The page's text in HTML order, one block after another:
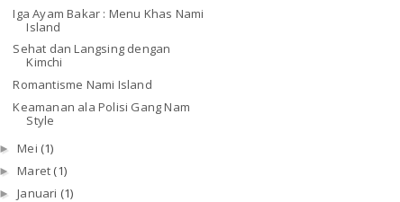
Iga Ayam Bakar : Menu Khas Nami
Island
Sehat dan Langsing dengan
Kimchi
Romantisme Nami Island
Keamanan ala Polisi Gang Nam
Style
►Mei (1)
►Maret (1)
►Januari (1)